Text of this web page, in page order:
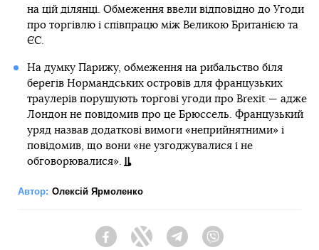
на цій ділянці. Обмеження ввели відповідно до Угоди
про торгівлю і співпрацю між Великою Британією та
ЄС.
На думку Парижу, обмеження на рибальство біля
берегів Нормандських островів для французьких
траулерів порушують торгові угоди про Brexit — адже
Лондон не повідомив про це Брюссель. Французький
уряд назвав додаткові вимоги «неприйнятними» і
повідомив, що вони «не узгоджувалися і не
обговорювалися».
Автор: Олексій Ярмоленко
FacebookTwitter Telegram